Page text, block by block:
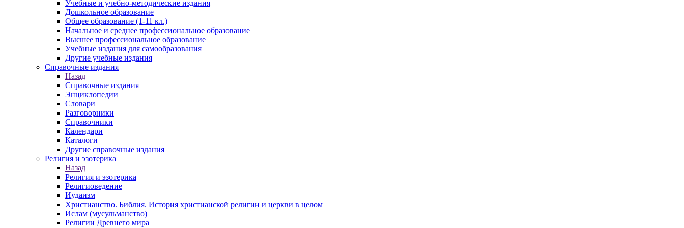
Учебные и учебно-методические издания
Дошкольное образование
Общее образование (1-11 кл.)
Начальное и среднее профессиональное образование
Высшее профессиональное образование
Учебные издания для самообразования
Другие учебные издания
Справочные издания
Назад
Справочные издания
Энциклопедии
Словари
Разговорники
Справочники
Календари
Каталоги
Другие справочные издания
Религия и эзотерика
Назад
Религия и эзотерика
Религиоведение
Иудаизм
Христианство. Библия. История христианской религии и церкви в целом
Ислам (мусульманство)
Религии Древнего мира